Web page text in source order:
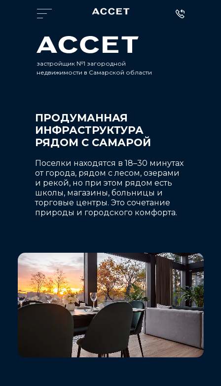
застройщик №1 загородной
недвижимости в Самарской области
ПРОДУМАННАЯ
ИНФРАСТРУКТУРА
РЯДОМ С САМАРОЙ
Поселки находятся в 18–30 минутах
от города, рядом с лесом, озерами
и рекой, но при этом рядом есть
школы, магазины, больницы и
торговые центры. Это сочетание
природы и городского комфорта.